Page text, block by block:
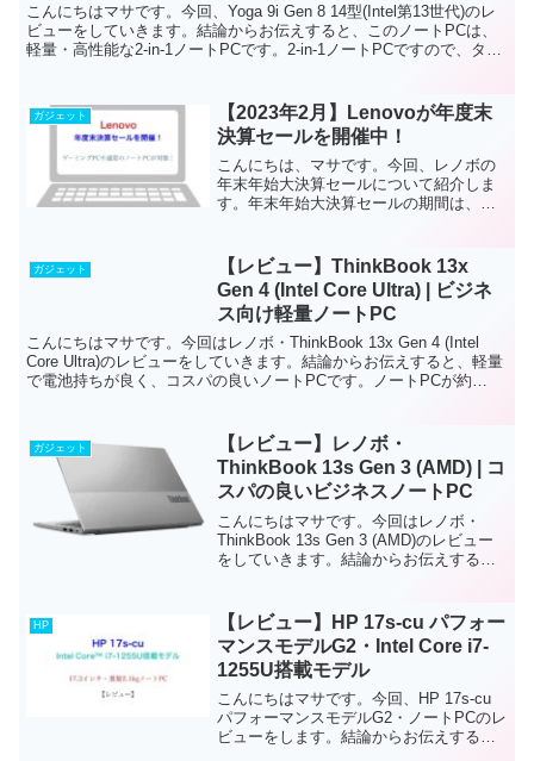
こんにちはマサです。今回、Yoga 9i Gen 8 14型(Intel第13世代)のレ
ビューをしていきます。結論からお伝えすると、このノートPCは、
軽量・高性能な2-in-1ノートPCです。2-in-1ノートPCですので、タブ
ガジェット
【2023年2月】Lenovoが年度末
決算セールを開催中！
こんにちは、マサです。今回、レノボの
年末年始大決算セールについて紹介しま
す。年末年始大決算セールの期間は、公
す。今回は以下の種類のPCからおすすめ
のパソコンを厳選して...
ガジェット
【レビュー】ThinkBook 13x
Gen 4 (Intel Core Ultra) | ビジネ
ス向け軽量ノートPC
こんにちはマサです。今回はレノボ・ThinkBook 13x Gen 4 (Intel
Core Ultra)のレビューをしていきます。結論からお伝えすると、軽量
で電池持ちが良く、コスパの良いノートPCです。ノートPCが約
ガジェット
【レビュー】レノボ・
ThinkBook 13s Gen 3 (AMD) | コ
スパの良いビジネスノートPC
こんにちはマサです。今回はレノボ・
ThinkBook 13s Gen 3 (AMD)のレビュー
をしていきます。結論からお伝えする
スペックぐらいでOffice製品やビデ...
HP
【レビュー】HP 17s-cu パフォー
マンスモデルG2・Intel Core i7-
1255U搭載モデル
こんにちはマサです。今回、HP 17s-cu
パフォーマンスモデルG2・ノートPCのレ
ビューをします。結論からお伝えする